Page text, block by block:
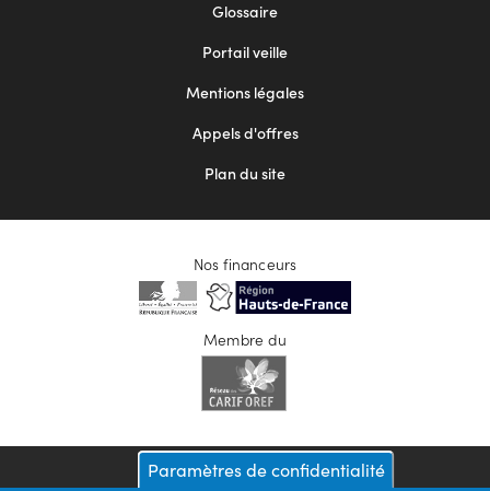
Glossaire
Portail veille
Mentions légales
Appels d'offres
Plan du site
Nos financeurs
Membre du
Paramètres de confidentialité